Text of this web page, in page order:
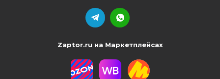
Zaptor.ru на Маркетплейсах